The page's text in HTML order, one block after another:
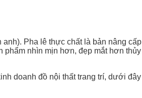
Pha lê thực chất là bản nâng cấp
nhìn mịn hơn, đẹp mắt hơn thủy
doanh đồ nội thất trang trí, dưới đây